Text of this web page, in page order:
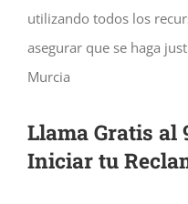
utilizando todos los
asegurar que se haga
Murcia
Llama Gratis al
Iniciar tu